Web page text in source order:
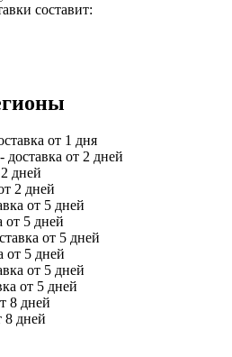
составит:
от 1 дня
от 2 дней
дней
2 дней
от 5 дней
от 5 дней
от 5 дней
от 5 дней
от 5 дней
от 5 дней
8 дней
8 дней